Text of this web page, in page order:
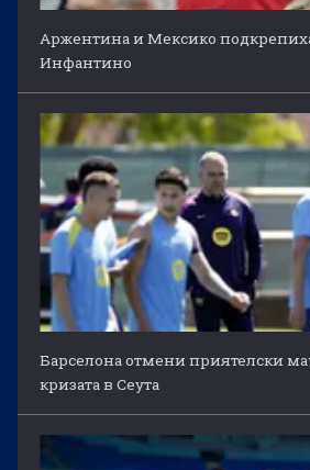
Аржентина и Мексико
Инфантино
Барселона отмени приятелски
кризата в Сеута